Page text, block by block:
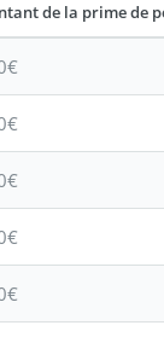
de la prime de